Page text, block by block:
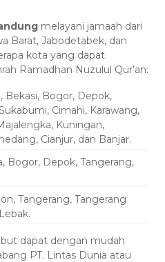
melayani jamaah dari
Barat, Jabodetabek, dan
kota yang dapat
Ramadhan Nuzulul Qur’an:
Bekasi, Bogor, Depok,
Cimahi, Karawang,
Kuningan,
Cianjur, dan Banjar.
Bogor, Depok, Tangerang,
Tangerang, Tangerang
dapat dengan mudah
PT. Lintas Dunia atau